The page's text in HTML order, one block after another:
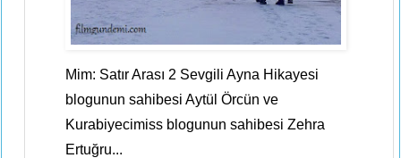
Mim: Satır Arası 2 Sevgili Ayna Hikayesi
blogunun sahibesi Aytül Örcün ve
Kurabiyecimiss blogunun sahibesi Zehra
Ertuğru...